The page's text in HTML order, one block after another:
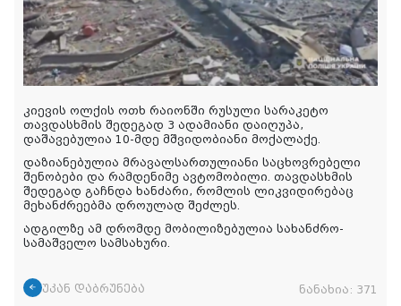
კიევის ოლქის ოთხ რაიონში რუსული სარაკეტო
თავდასხმის შედეგად 3 ადამიანი დაიღუპა,
დაშავებულია 10-მდე მშვიდობიანი მოქალაქე.
დაზიანებულია მრავალსართულიანი საცხოვრებელი
შენობები და რამდენიმე ავტომობილი. თავდასხმის
შედეგად გაჩნდა ხანძარი, რომლის ლიკვიდირებაც
მეხანძრეებმა დროულად შეძლეს.
ადგილზე ამ დრომდე მობილიზებულია სახანძრო-
სამაშველო სამსახური.
უკან დაბრუნება ნანახია: 371